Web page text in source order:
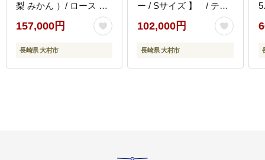
梨 みかん ）/ ロース 豚
バラ イチゴ 苺 モモ や
さい くだもの ふるーつ
はむ ナシ なし ミカン
おむら夢ファームシュ
157,000円
長崎県 大村市
ー / Sサイズ 】 / テン
シャル bakune パジャマ
リカバリーウェア 疲労
回復 スウェット / 大村
[ACAD041]
102,000円
長崎県 大村市